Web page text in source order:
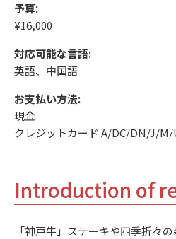
予算:
¥16,000
対応可能な言語:
英語、中国語
お支払い方法:
現金
クレジットカード A/DC/DN/J/M/
Introduction of
「神戸牛」ステーキや四季折々